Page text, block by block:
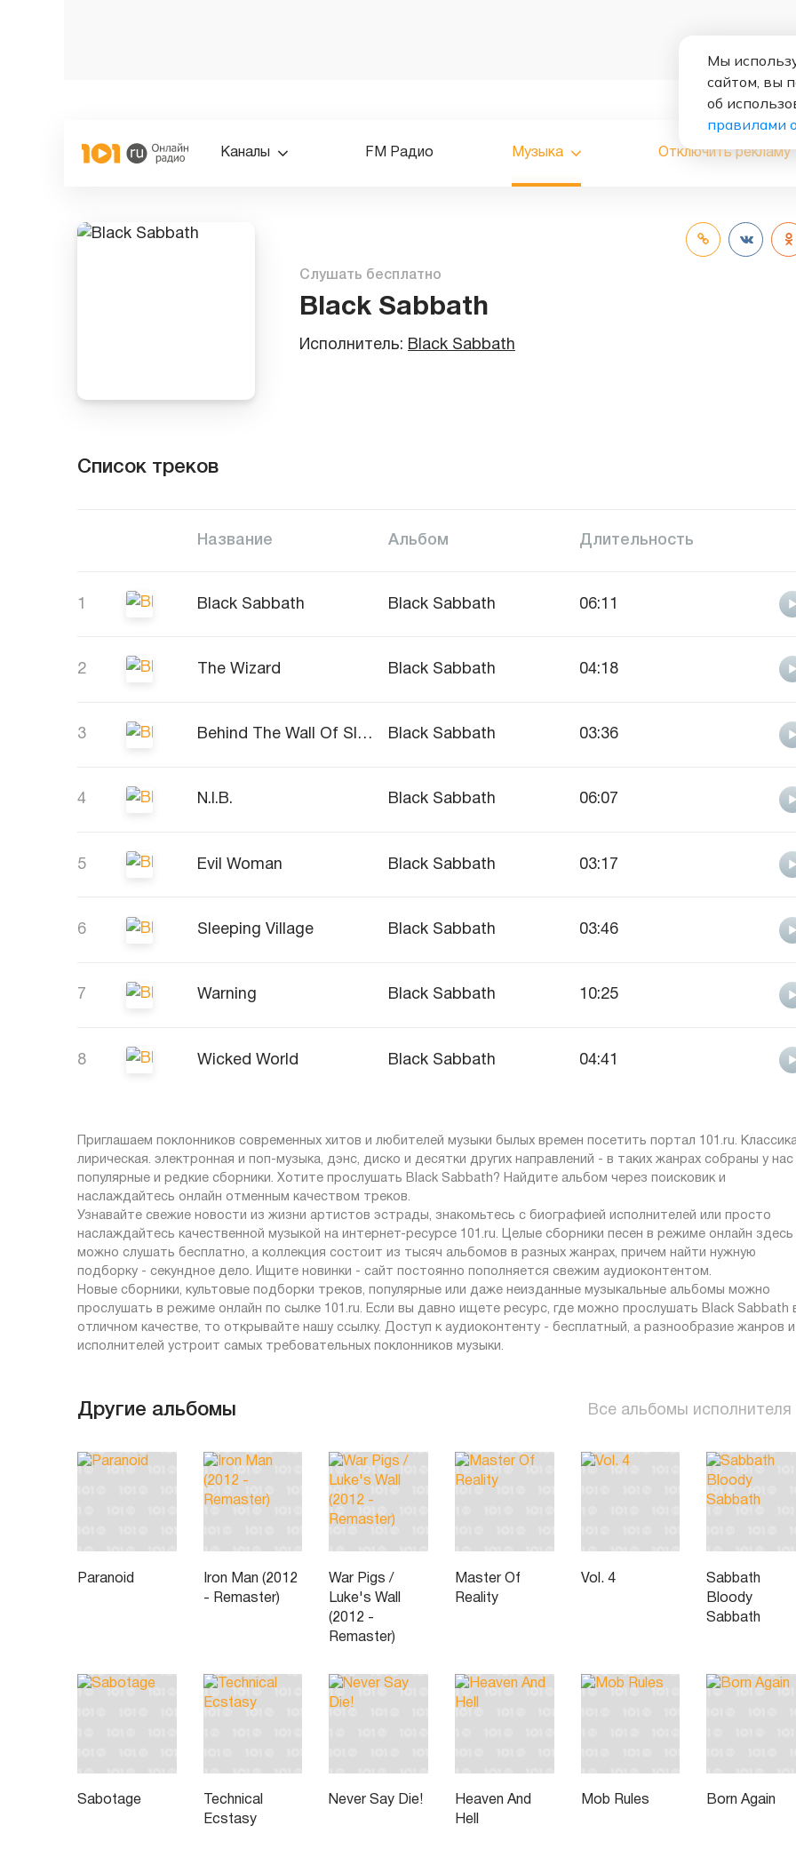
Каналы FM Радио Музыка Отключить рекламу
Слушать бесплатно
Black Sabbath
Исполнитель: Black Sabbath
Список треков
Название Альбом Длительность
1 Black Sabbath Black Sabbath 06:11
2 The Wizard Black Sabbath 04:18
3 Behind The Wall Of Sleep Black Sabbath 03:36
4 N.I.B. Black Sabbath 06:07
5 Evil Woman Black Sabbath 03:17
6 Sleeping Village Black Sabbath 03:46
7 Warning Black Sabbath 10:25
8 Wicked World Black Sabbath 04:41
Приглашаем поклонников современных хитов и любителей музыки былых времен посетить портал 101.ru.
лирическая. электронная и поп-музыка, дэнс, диско и десятки других направлений - в таких жанрах собраны у нас
популярные и редкие сборники. Хотите прослушать Black Sabbath? Найдите альбом через поисковик и
наслаждайтесь онлайн отменным качеством треков.
Узнавайте свежие новости из жизни артистов эстрады, знакомьтесь с биографией исполнителей или просто
наслаждайтесь качественной музыкой на интернет-ресурсе 101.ru. Целые сборники песен в режиме онлайн здесь
можно слушать бесплатно, а коллекция состоит из тысяч альбомов в разных жанрах, причем найти нужную
подборку - секундное дело. Ищите новинки - сайт постоянно пополняется свежим аудиоконтентом.
Новые сборники, культовые подборки треков, популярные или даже неизданные музыкальные альбомы можно
прослушать в режиме онлайн по сылке 101.ru. Если вы давно ищете ресурс, где можно прослушать Black Sabbath
отличном качестве, то открывайте нашу ссылку. Доступ к аудиоконтенту - бесплатный, а разнообразие жанров и
исполнителей устроит самых требовательных поклонников музыки.
Другие альбомы Все альбомы исполнителя
Paranoid
Iron Man (2012
- Remaster)
War Pigs /
Luke's Wall
(2012 -
Remaster)
Master Of
Reality
Vol. 4
Sabbath
Bloody
Sabbath
Sabotage
Technical
Ecstasy
Never Say Die!
Heaven And
Hell
Mob Rules Born Again
Мы
сайтом, вы
об
правилами